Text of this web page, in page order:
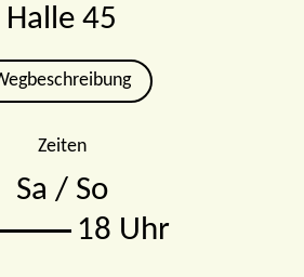
Halle 45
Zeiten
Sa / So
18 Uhr